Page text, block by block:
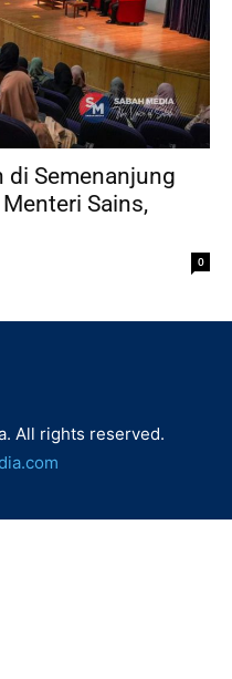
di Semenanjung
Sains,
0
All rights reserved.